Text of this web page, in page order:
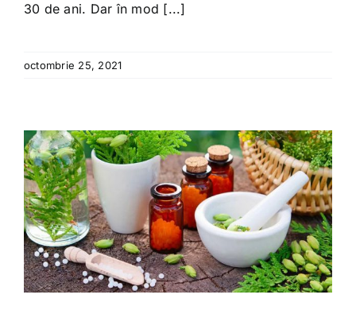
30 de ani. Dar în mod [...]
octombrie 25, 2021